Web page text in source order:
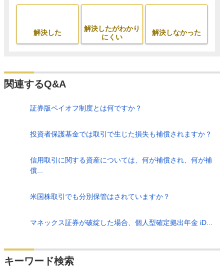
解決した
解決したがわかり
にくい
解決しなかった
関連するQ&A
証券版ペイオフ制度とは何ですか？
投資者保護基金では取引で生じた損失も補償されますか？
信用取引に関する資産については、何が補償され、何が補
償...
米国株取引でも分別保管はされていますか？
マネックス証券が破綻した場合、個人型確定拠出年金 iD...
キーワード検索